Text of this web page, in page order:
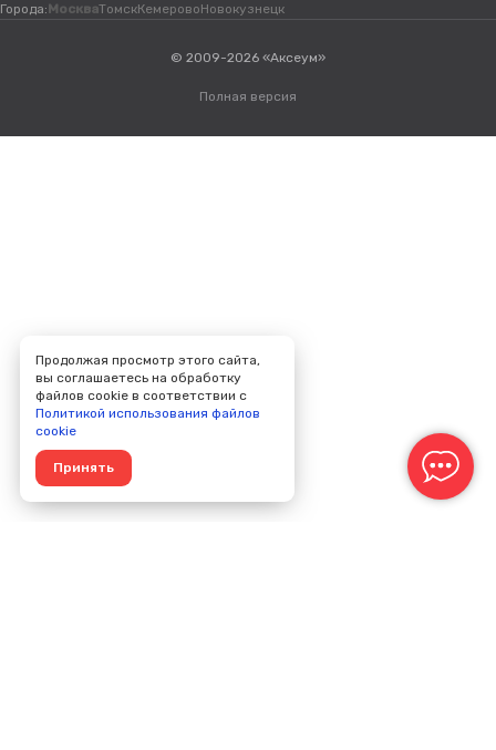
Города: МоскваТомскКемеровоНовокузнецк
© 2009-2026 «Аксеум»
Полная версия
Продолжая просмотр этого сайта,
вы соглашаетесь на обработку
файлов cookie в соответствии с
Политикой использования файлов
cookie
Принять